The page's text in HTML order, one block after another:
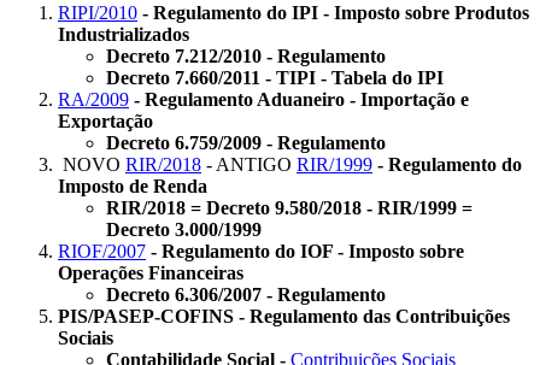
RIPI/2010 - Regulamento do IPI - Imposto sobre Produtos
Industrializados
Decreto 7.212/2010 - Regulamento
Decreto 7.660/2011 - TIPI - Tabela do IPI
RA/2009 - Regulamento Aduaneiro - Importação e
Exportação
Decreto 6.759/2009 - Regulamento
NOVO RIR/2018 - ANTIGO RIR/1999 - Regulamento do
Imposto de Renda
RIR/2018 = Decreto 9.580/2018 - RIR/1999 =
Decreto 3.000/1999
RIOF/2007 - Regulamento do IOF - Imposto sobre
Operações Financeiras
Decreto 6.306/2007 - Regulamento
PIS/PASEP-COFINS - Regulamento das Contribuições
Sociais
Contabilidade Social - Contribuições Sociais